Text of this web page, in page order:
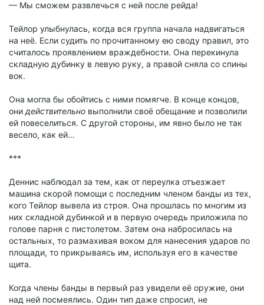
— Мы сможем развлечься с ней после рейда!
Тейлор улыбнулась, когда вся группа начала надвигаться
на неё. Если судить по прочитанному ею своду правил, это
считалось проявлением враждебности. Она перекинула
складную дубинку в левую руку, а правой сняла со спины
вок.
Она могла бы обойтись с ними помягче. В конце концов,
они действительно выполнили своё обещание и позволили
ей повеселиться. С другой стороны, им явно было не так
весело, как ей…
***
Деннис наблюдал за тем, как от переулка отъезжает
машина скорой помощи с последним членом банды из тех,
кого Тейлор вывела из строя. Она прошлась по многим из
них складной дубинкой и в первую очередь приложила по
голове парня с пистолетом. Затем она набросилась на
остальных, то размахивая воком для нанесения ударов по
площади, то прикрываясь им, используя его в качестве
щита.
Когда члены банды в первый раз увидели её оружие, они
над ней посмеялись. Один тип даже спросил, не